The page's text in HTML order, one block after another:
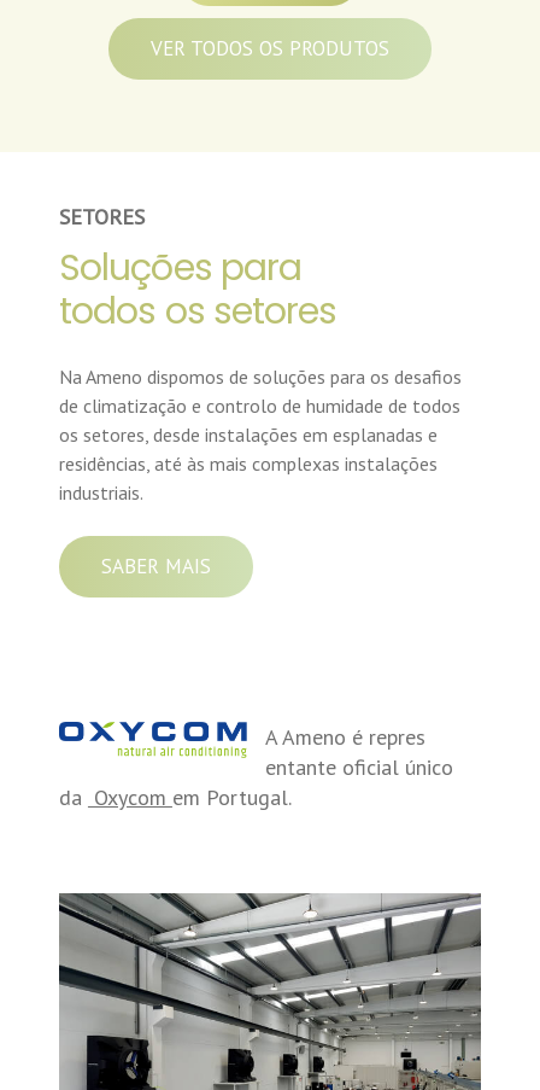
VER TODOS OS PRODUTOS
SETORES
Soluções para
todos os setores
Na Ameno dispomos de soluções para os desafios
de climatização e controlo de humidade de todos
os setores, desde instalações em esplanadas e
residências, até às mais complexas instalações
industriais.
SABER MAIS
A Ameno é repres
entante oficial único
da Oxycom em Portugal.